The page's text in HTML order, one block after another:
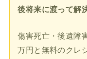
後将来に渡って解
傷害死亡・後遺障
万円と無料のクレ